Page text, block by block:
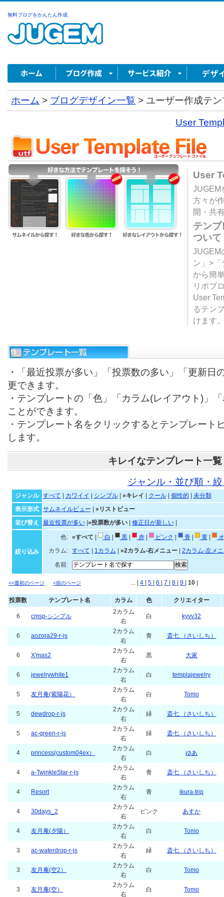
無料ブログをかんたん作成
ホーム > ブログデザイン一覧 > ユーザー作成テ
User
User
JUGEM
方々が
開・共
テン
ついて
JUGEM
ン」>
から簡
リポブ
User
るテン
けます
・「最近投票が多い」「投票数の多い」「更新日
更できます。
・テンプレートの「色」「カラム(レイアウト)」
ことができます。
・テンプレート名をクリックするとテンプレート
します。
キレイなテンプレート一覧
ジャンル・並び順・
ジャンル すべて カワイイ シンプル| »キレイ クール| 個性的
未分類
表示形式
サムネイルビュー
»リストビュー
並び替え
最近投票が多い| »投票数が多い| 修正日が新しい|
絞り込み
色: »すべて 白 黒| 赤| ピンク 青| 黄|
カラム:
すべて 1カラム »2カラム-右メニュー| 2カラム-左メ
名前:
<<最初のページ <前のページ ... | 4 5 6 7 8 9 10
投票数 テンプレート名 カラム 色 クリエイター
6 cmsp-シンプル
2カラム
右
白 kyvv32
6 aozora29-r-js
2カラム
右
青 斎七 （さいしち）
6 X'mas2
2カラム
右
黒 大家
6 jewelrywhite1
2カラム
右
白 templajewelry
5 友月庵(紫陽花）
2カラム
右
白 Tomo
5 dewdrop-r-js
2カラム
右
緑 斎七 （さいしち）
5 ac-green-r-js
2カラム
右
緑 斎七 （さいしち）
4 princess(custom04ex）
2カラム
右
白 ゆあ
4 a-TwinkleStar-r-js
2カラム
右
青 斎七 （さいしち）
4 Resort
2カラム
右
青 ikura-trip
4 30days_2
2カラム
右
ピンク あすか
4 友月庵(夕陽）
2カラム
右
白 Tomo
3 ac-waterdrop-r-js
2カラム
右
緑 斎七 （さいしち）
3 友月庵(空2）
2カラム
右
白 Tomo
3 友月庵(空）
2カラム
右
白 Tomo